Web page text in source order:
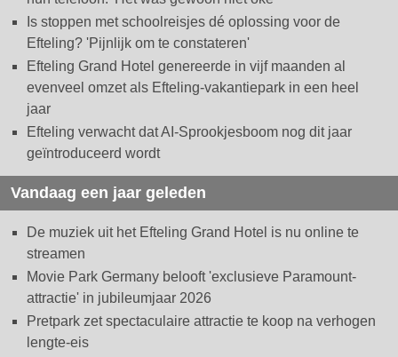
Is stoppen met schoolreisjes dé oplossing voor de
Efteling? 'Pijnlijk om te constateren'
Efteling Grand Hotel genereerde in vijf maanden al
evenveel omzet als Efteling-vakantiepark in een heel
jaar
Efteling verwacht dat AI-Sprookjesboom nog dit jaar
geïntroduceerd wordt
Vandaag een jaar geleden
De muziek uit het Efteling Grand Hotel is nu online te
streamen
Movie Park Germany belooft 'exclusieve Paramount-
attractie' in jubileumjaar 2026
Pretpark zet spectaculaire attractie te koop na verhogen
lengte-eis